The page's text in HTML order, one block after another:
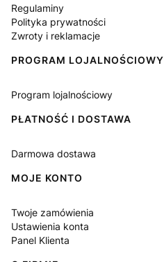
Regulaminy
Polityka prywatności
Zwroty i reklamacje
PROGRAM LOJALNOŚCIOWY
Program lojalnościowy
PŁATNOŚĆ I DOSTAWA
Darmowa dostawa
MOJE KONTO
Twoje zamówienia
Ustawienia konta
Panel Klienta